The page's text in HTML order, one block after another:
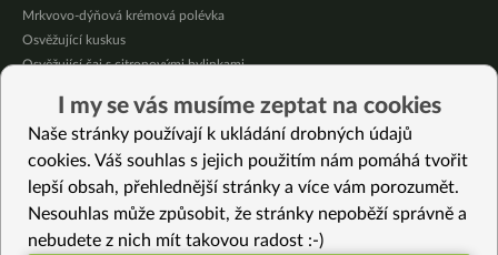
Mrkvovo-dýňová krémová polévka
Osvěžující kuskus
Osvěžující čaj s citronovými bylinkami
Čokoládové muffiny s mangovým krémem
Meruňky a jablka v citrónovém želé
Vybrané recepty
Nudlová miso polévka Husťačka. Nabitá omega3 mastnými kyselinami
Pečené patizony plněné směsí s uzeným tofu
I my se vás musíme zeptat na cookies
Naše stránky používají k ukládání drobných údajů
cookies. Váš souhlas s jejich použitím nám pomáhá tvořit
lepší obsah, přehlednější stránky a více vám porozumět.
Nesouhlas může způsobit, že stránky nepoběží správně a
nebudete z nich mít takovou radost :-)